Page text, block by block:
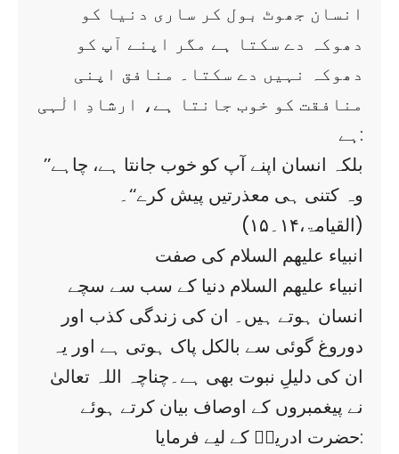
انسان جھوٹ بول کر ساری دنیا کو
دھوکہ دے سکتا ہے مگر اپنے آپ کو
دھوکہ نہیں دے سکتا۔ منافق اپنی
منافقت کو خوب جانتا ہے، ارشادِ الٰہی
ہے:
’’بلکہ انسان اپنے آپ کو خوب جانتا ہے، چاہے
وہ کتنی ہی معذرتیں پیش کرے‘‘۔
(القیامۃ،۱۴۔۱۵)
انبیاء علیھم السلام کی صفت
انبیاء علیھم السلام دنیا کے سب سے سچے
انسان ہوتے ہیں۔ ان کی زندگی کذب اور
دوروغ گوئی سے بالکل پاک ہوتی ہے اور یہ
ان کی دلیلِ نبوت بھی ہے۔چناچہ اللہ تعالیٰ
نے پیغمبروں کے اوصاف بیان کرتے ہوئے
حضرت ادریسؑ کے لیے فرمایا: